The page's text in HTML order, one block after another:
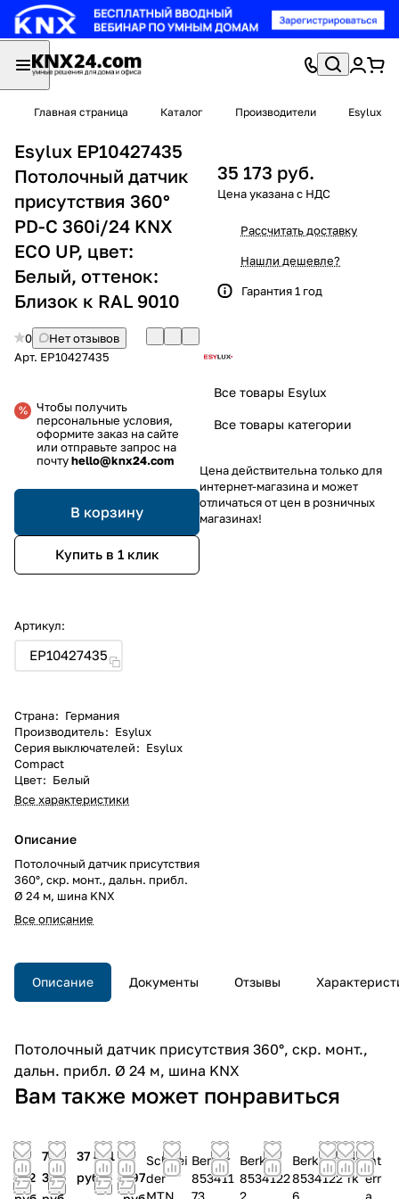
Главная страница Каталог Производители Esylux
Esylux EP10427435
Потолочный датчик
присутствия 360°
PD-C 360i/24 KNX
ECO UP, цвет:
Белый, оттенок:
Близок к RAL 9010
0
Нет отзывов
Арт. EP10427435
Чтобы получить
персональные условия,
оформите заказ на сайте
или отправьте запрос на
почтуhello@knx24.com
В корзину
Купить в 1 клик
Артикул:
EP10427435
Страна: Германия
Производитель: Esylux
Серия выключателей: Esylux
Compact
Цвет: Белый
Все характеристики
Описание
Потолочный датчик присутствия
360°, скр. монт., дальн. прибл.
Ø 24 м, шина KNX
Все описание
35 173 руб.
Рассчитать доставку
Нашли дешевле?
Гарантия 1 год
Все товары Esylux
Все товары категории
Цена действительна только для
интернет-магазина и может
отличаться от цен в розничных
магазинах!
Описание Документы Отзывы
Потолочный датчик присутствия 360°, скр. монт.,
дальн. прибл. Ø 24 м, шина KNX
Вам также может понравиться
38
912
79
350
37 451
руб.
7
897
Schnei
der
MTN63
Berker
853411
73
Berker
8534122
2
Berker
8534122
6
Be
rk
er
Int
err
a